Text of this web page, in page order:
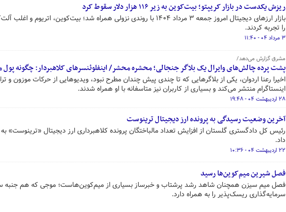
ریزش یکدست در بازار کریپتو؛ بیت‌کوین به زیر ۱۱۶ هزار دلار سقوط کرد
بازار ارزهای دیجیتال امروز جمعه ۳ مرداد ۱۴۰۴ با روندی نزولی همراه شد؛ بیت‌کوین،
را تجربه کردند.
۳ مرداد ۰۴ - ۱۱:۴۰
مشرق گزارش می‌دهد/
پشت پرده چالش‌های وایرال یک بلاگر جنجالی؛ محشره محشر/ اینفلوئنسرهای کلاهبردار: چگونه پول
اخیرا رعنا اردوان، یکی از بلاگرهایی که تا چندی پیش چندان مطرح نبود، ویدیوهایی از حرکات موزون و
اینستاگرام منتشر می‌کند و بسیاری از کاربران نیز متاسفانه با او همراه شدند.
۲۸ اردیبهشت ۰۴ - ۱۹:۴۸
آخرین وضعیت رسیدگی به پرونده ارز دیجیتال ترینوست
داد.
۲۲ اردیبهشت ۰۴ - ۱۰:۳۶
فصل شیرین میم‌کوین‌ها رسید
فصل میم سیزن همچنان شاهد رشد پرشتاب و خبرساز بسیاری از میم‌کوین‌هاست؛ موجی که هم جنبه
سرمایه‌گذاری ریسک‌پذیر را به همراه دارد.